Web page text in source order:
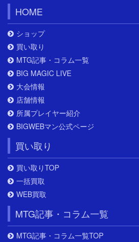
HOME
ショップ
買い取り
MTG記事・コラム一覧
BIG MAGIC LIVE
大会情報
店舗情報
所属プレイヤー紹介
BIGWEBマン公式ページ
買い取り
買い取りTOP
一括買取
WEB買取
MTG記事・コラム一覧
MTG記事・コラム一覧TOP